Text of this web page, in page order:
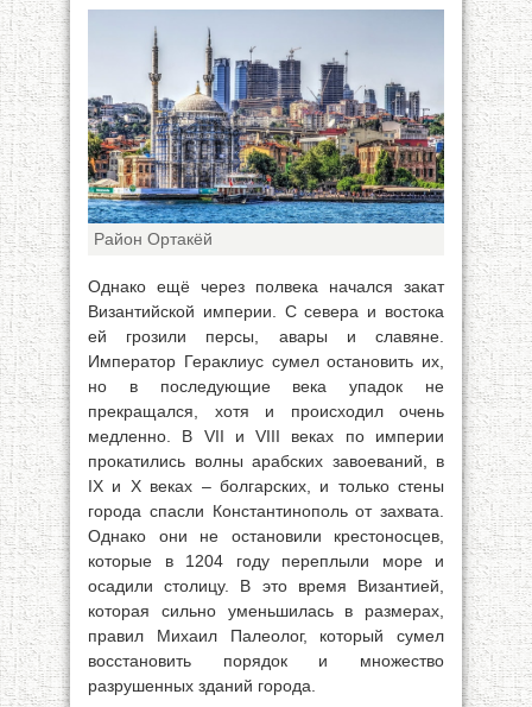
Район Ортакёй
Однако ещё через полвека начался закат
Византийской империи. С севера и востока
ей грозили персы, авары и славяне.
Император Гераклиус сумел остановить их,
но в последующие века упадок не
прекращался, хотя и происходил очень
медленно. В VII и VIII веках по империи
прокатились волны арабских завоеваний, в
IX и X веках – болгарских, и только стены
города спасли Константинополь от захвата.
Однако они не остановили крестоносцев,
которые в 1204 году переплыли море и
осадили столицу. В это время Византией,
которая сильно уменьшилась в размерах,
правил Михаил Палеолог, который сумел
восстановить порядок и множество
разрушенных зданий города.